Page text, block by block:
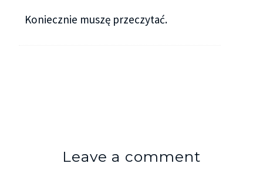
Koniecznie muszę przeczytać.
Leave a comment